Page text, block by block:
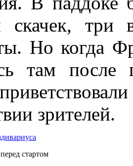
скачек, три
Но когда
там после
зрителей.
стартом